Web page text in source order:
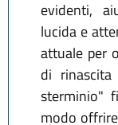
evidenti,
lucida e
attuale per
di
sterminio"
modo